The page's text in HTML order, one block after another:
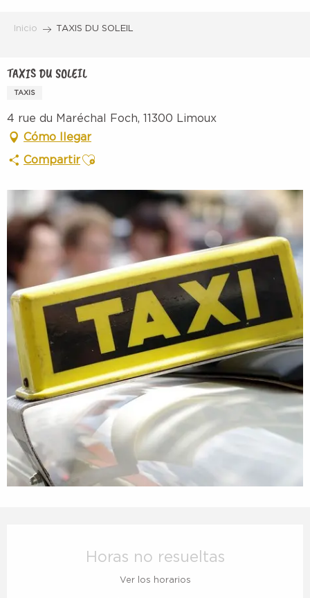
Inicio TAXIS DU SOLEIL
TAXIS DU SOLEIL
TAXIS
4 rue du Maréchal Foch, 11300 Limoux
Cómo llegar
CompartirAjouter aux favoris
Horas no resueltas
Ver los horarios